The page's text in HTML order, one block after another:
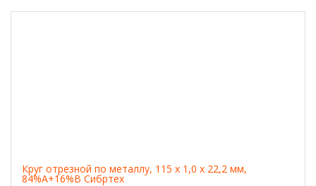
Круг отрезной по металлу, 115 х 1,0 х 22,2 мм,
84%A+16%B Сибртех